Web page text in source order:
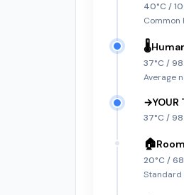
40°C /
Common
🌡️
37°C /
Average
→YOUR
37°C /
🏠
20°C /